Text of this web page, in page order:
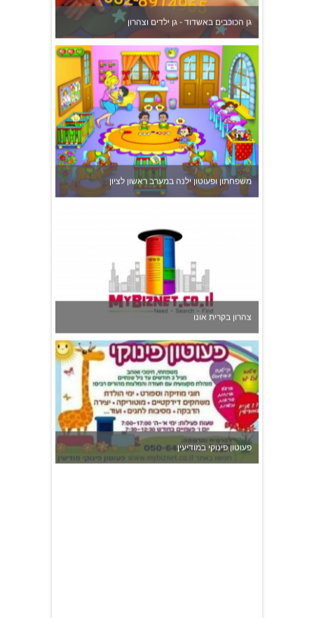
גן הכוכבים באשדוד - גן ילדים וצהרון
משפחתון ופעוטון ילנה במערב ראשון לציון
צהרון בקרית אונו
פעוטון פינוקי במודיעין